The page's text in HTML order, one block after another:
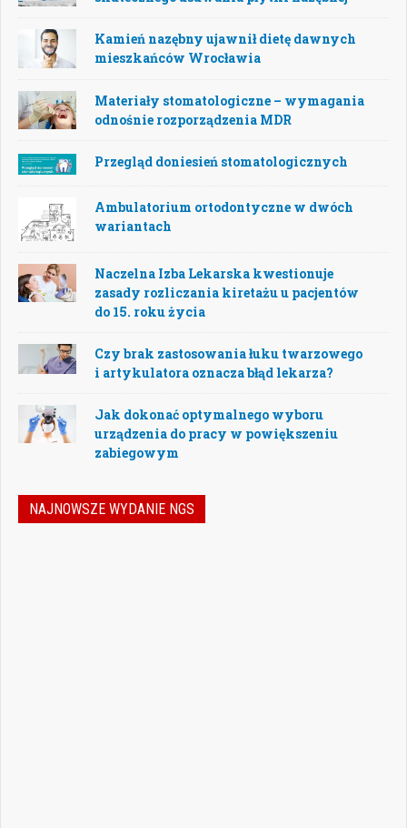
Kamień nazębny ujawnił dietę dawnych
mieszkańców Wrocławia
Materiały stomatologiczne – wymagania
odnośnie rozporządzenia MDR
Przegląd doniesień stomatologicznych
Ambulatorium ortodontyczne w dwóch
wariantach
Naczelna Izba Lekarska kwestionuje
zasady rozliczania kiretażu u pacjentów
do 15. roku życia
Czy brak zastosowania łuku twarzowego
i artykulatora oznacza błąd lekarza?
Jak dokonać optymalnego wyboru
urządzenia do pracy w powiększeniu
zabiegowym
NAJNOWSZE WYDANIE NGS